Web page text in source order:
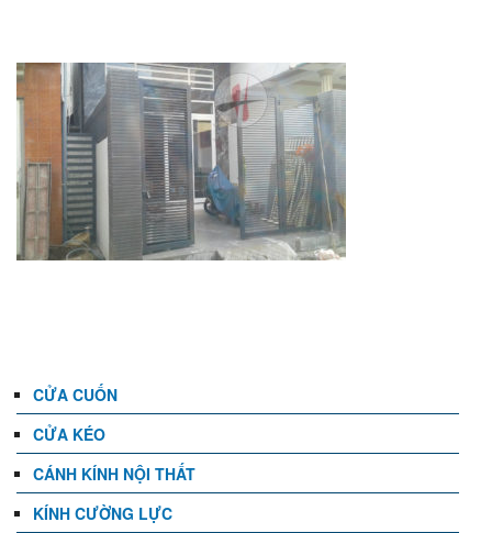
CỬA CUỐN
CỬA KÉO
CÁNH KÍNH NỘI THẤT
KÍNH CƯỜNG LỰC